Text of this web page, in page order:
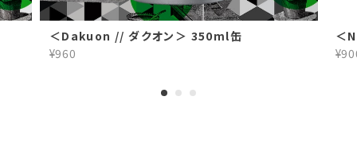
＜Dakuon // ダクオン＞ 350ml缶
¥960
＜